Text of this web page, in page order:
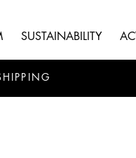
SUSTAINABILITY